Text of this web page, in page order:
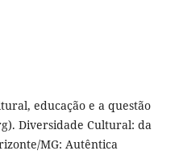
educação e a questão
Diversidade Cultural: da
MG: Autêntica